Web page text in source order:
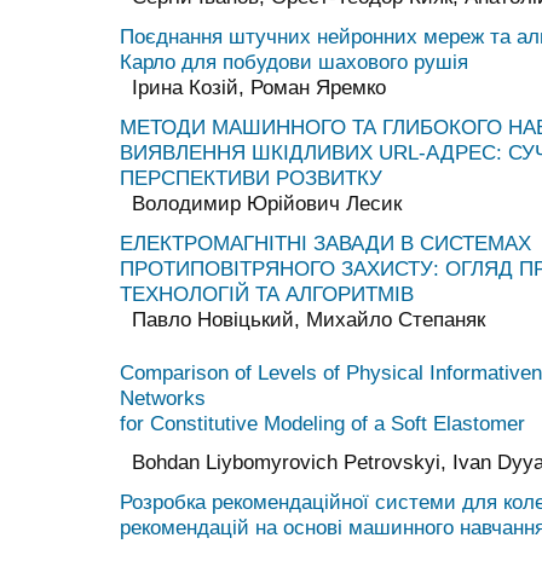
Поєднання штучних нейронних мереж та
Карло для побудови шахового рушія
Ірина Козій, Роман Яремко
МЕТОДИ МАШИННОГО ТА ГЛИБОКОГО
ВИЯВЛЕННЯ ШКІДЛИВИХ URL-АДРЕС:
ПЕРСПЕКТИВИ РОЗВИТКУ
Володимир Юрійович Лесик
ЕЛЕКТРОМАГНІТНІ ЗАВАДИ В СИСТЕМАХ
ПРОТИПОВІТРЯНОГО ЗАХИСТУ: ОГЛЯД
ТЕХНОЛОГІЙ ТА АЛГОРИТМІВ
Павло Новіцький, Михайло Степаняк
Comparison of Levels of Physical
Networks
for Constitutive Modeling of a Soft Elastomer
Bohdan Liybomyrovich Petrovskyi, Ivan
Розробка рекомендаційної системи для
рекомендацій на основі машинного